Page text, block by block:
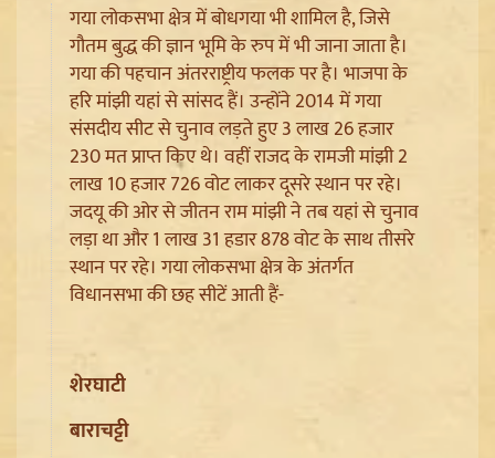
Trisha Krishnan पर टिप्पणी मामले में Udhayanidhi Stalin
Arrest, जानें चेन्नई पुलिस ने कौन सी धाराएं लगाईं
गया लोकसभा क्षेत्र में बोधगया भी शामिल है, जिसे
गौतम बुद्ध की ज्ञान भूमि के रुप में भी जाना जाता है।
गया की पहचान अंतरराष्ट्रीय फलक पर है। भाजपा के
हरि मांझी यहां से सांसद हैं। उन्होंने 2014 में गया
संसदीय सीट से चुनाव लड़ते हुए 3 लाख 26 हजार
230 मत प्राप्त किए थे। वहीं राजद के रामजी मांझी 2
लाख 10 हजार 726 वोट लाकर दूसरे स्थान पर रहे।
जदयू की ओर से जीतन राम मांझी ने तब यहां से चुनाव
लड़ा था और 1 लाख 31 हडार 878 वोट के साथ तीसरे
स्थान पर रहे। गया लोकसभा क्षेत्र के अंतर्गत
विधानसभा की छह सीटें आती हैं-
शेरघाटी
बाराचट्टी